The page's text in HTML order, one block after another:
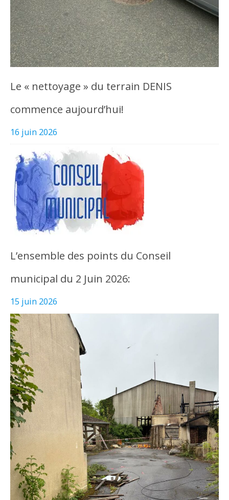
Le « nettoyage » du terrain DENIS
commence aujourd’hui!
16 juin 2026
L’ensemble des points du Conseil
municipal du 2 Juin 2026:
15 juin 2026